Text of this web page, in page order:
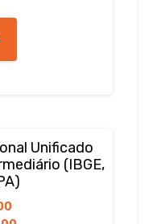
produto
ser
escolhidas
na
Unificado
(IBGE,